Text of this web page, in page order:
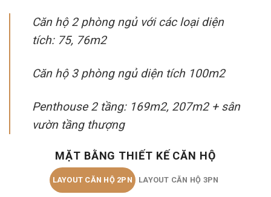
Căn hộ 2 phòng ngủ với các loại diện
tích: 75, 76m2
Căn hộ 3 phòng ngủ diện tích 100m2
Penthouse 2 tầng: 169m2, 207m2 + sân
vườn tầng thượng
MẶT BẰNG THIẾT KẾ CĂN HỘ
LAYOUT CĂN HỘ 2PN LAYOUT CĂN HỘ 3PN